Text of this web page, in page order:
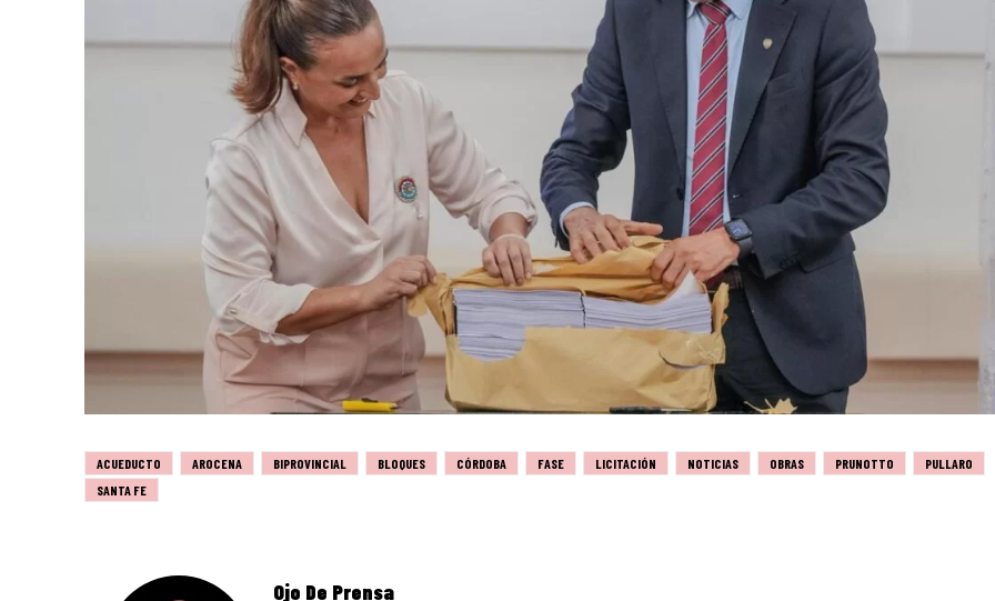
ACUEDUCTO AROCENA BIPROVINCIAL BLOQUES CÓRDOBA FASE LICITACIÓN NOTICIAS OBRAS PRUNOTTO
PULLARO
SANTA FE
Ojo De Prensa